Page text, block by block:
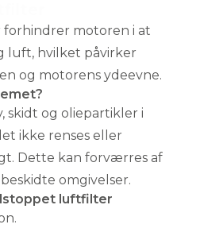
motoren i at
luft, hvilket påvirker
og motorens ydeevne.
skidt og oliepartikler i
ikke renses eller
Dette kan forværres af
omgivelser.
luftfilter